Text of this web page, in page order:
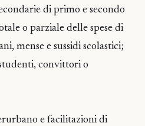
di primo e secondo
o parziale delle spese di
mense e sussidi scolastici;
convittori o
e facilitazioni di